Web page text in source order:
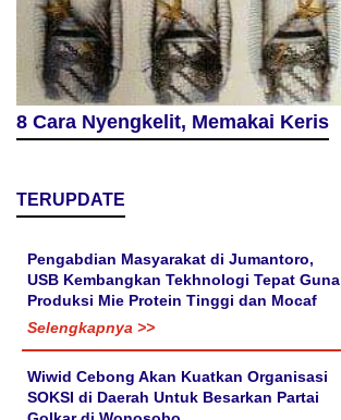
8 Cara Nyengkelit, Memakai Keris
TERUPDATE
Pengabdian Masyarakat di Jumantoro,
USB Kembangkan Tekhnologi Tepat Guna
Produksi Mie Protein Tinggi dan Mocaf
Selengkapnya >>
Wiwid Cebong Akan Kuatkan Organisasi
SOKSI di Daerah Untuk Besarkan Partai